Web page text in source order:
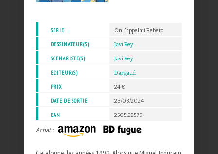
SERIE On l'appelait Bebeto
DESSINATEUR(S) Javi Rey
SCENARISTE(S) Javi Rey
EDITEUR(S) Dargaud
PRIX 24 €
DATE DE SORTIE 23/08/2024
EAN 2505122579
Achat :